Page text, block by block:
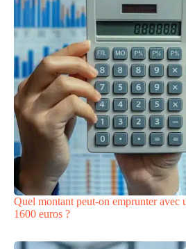
Quel montant peut-on emprunter avec
1600 euros ?